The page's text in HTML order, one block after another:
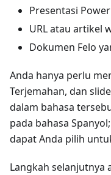
Presentasi
URL atau artikel
Dokumen Felo
Anda hanya perlu
Terjemahan, dan
dalam bahasa
pada bahasa
dapat Anda pilih
Langkah selanjutnya